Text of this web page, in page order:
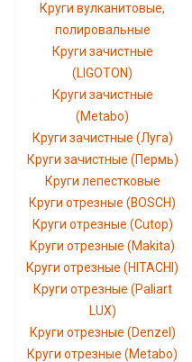
Круги вулканитовые,
полировальные
Круги зачистные
(LIGOTON)
Круги зачистные
(Metabo)
Круги зачистные (Луга)
Круги зачистные (Пермь)
Круги лепестковые
Круги отрезные (BOSCH)
Круги отрезные (Cutop)
Круги отрезные (Makita)
Круги отрезные (HITACHI)
Круги отрезные (Paliart
LUX)
Круги отрезные (Denzel)
Круги отрезные (Metabo)